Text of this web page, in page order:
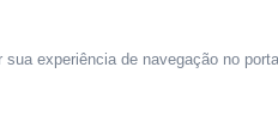
sua experiência de navegação no